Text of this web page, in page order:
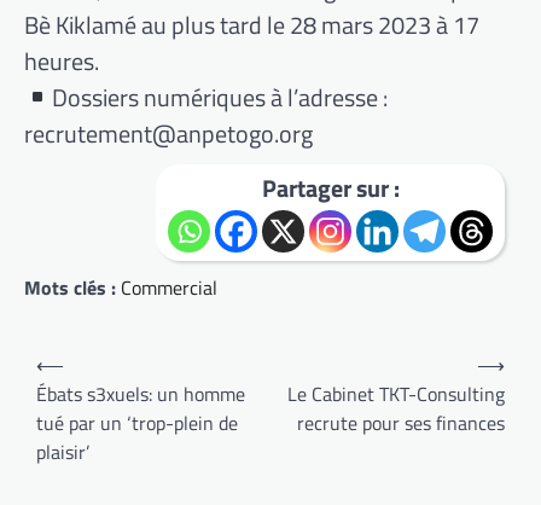
Bè Kiklamé au plus tard le 28 mars 2023 à 17
heures.
Dossiers numériques à l’adresse :
recrutement@anpetogo.org
Partager sur :
Mots clés : Commercial
Navigation
de
l’article
⟵
Ébats s3xuels: un homme
tué par un ‘trop-plein de
plaisir’
Le Cabinet TKT-Consulting
recrute pour ses finances
⟶